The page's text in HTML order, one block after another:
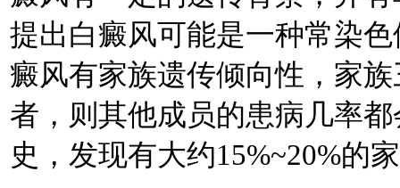
提出白癜风可能是一种常染
癜风有家族遗传倾向性，家
者，则其他成员的患病几率
史，发现有大约15%~20%的